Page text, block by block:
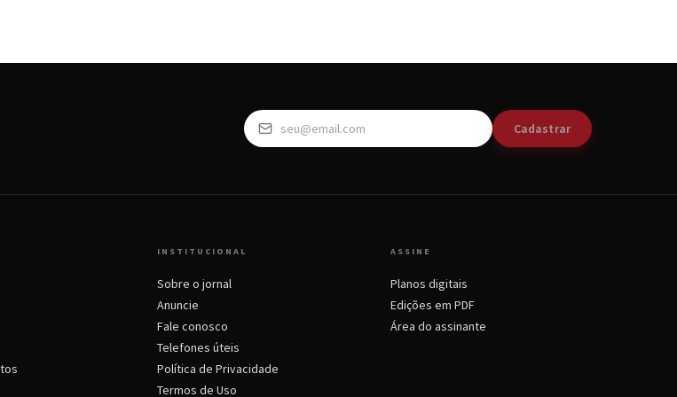
Cadastrar
INSTITUCIONAL
Sobre o jornal
Anuncie
Fale conosco
Telefones úteis
Política de Privacidade
Termos de Uso
ASSINE
Planos digitais
Edições em PDF
Área do assinante